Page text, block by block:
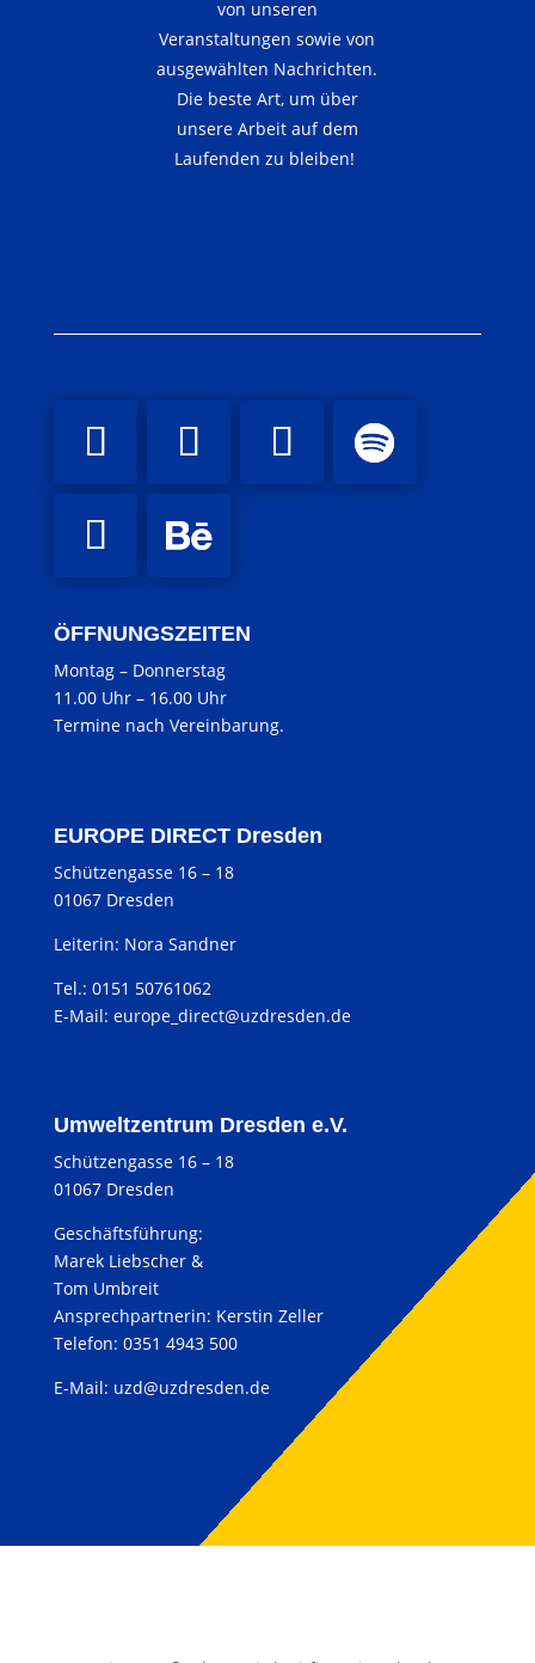
von unseren
Veranstaltungen sowie von
ausgewählten Nachrichten.
Die beste Art, um über
unsere Arbeit auf dem
Laufenden zu bleiben!
ÖFFNUNGSZEITEN
Montag –Donnerstag
11.00 Uhr –16.00 Uhr
Termine nach Vereinbarung.
EUROPE DIRECT Dresden
Schützengasse 16 – 18
01067 Dresden
Leiterin: Nora Sandner
Tel.: 0151 50761062
E-Mail: europe_direct@uzdresden.de
Umweltzentrum Dresden e.V.
Schützengasse 16 – 18
01067 Dresden
Geschäftsführung:
Marek Liebscher &
Tom Umbreit
Ansprechpartnerin: Kerstin Zeller
Telefon: 0351 4943 500
E-Mail: uzd@uzdresden.de